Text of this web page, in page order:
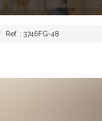
Ref. : 3746FG-48